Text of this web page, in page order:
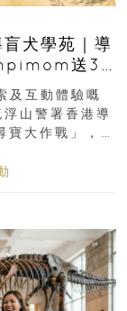
盲犬學苑｜導
送3
及互動體驗嘅
山警署香港導
大作戰」，家